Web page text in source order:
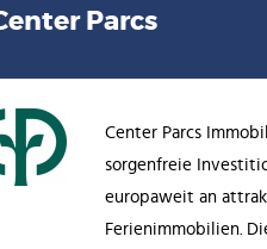
Parcs
Center Parcs
sorgenfreie
europaweit an
Ferienimmobilien.